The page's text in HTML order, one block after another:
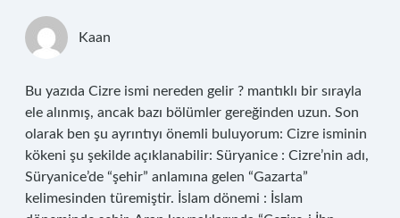
Kaan
Bu yazıda Cizre ismi nereden gelir ? mantıklı bir sırayla
ele alınmış, ancak bazı bölümler gereğinden uzun. Son
olarak ben şu ayrıntıyı önemli buluyorum: Cizre isminin
kökeni şu şekilde açıklanabilir: Süryanice : Cizre’nin adı,
Süryanice’de “şehir” anlamına gelen “Gazarta”
kelimesinden türemiştir. İslam dönemi : İslam